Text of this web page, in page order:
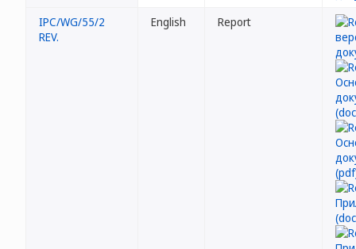
IPC/WG/55/2
REV.
English Report